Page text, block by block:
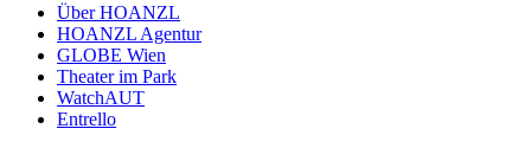
Über HOANZL
HOANZL Agentur
GLOBE Wien
Theater im Park
WatchAUT
Entrello